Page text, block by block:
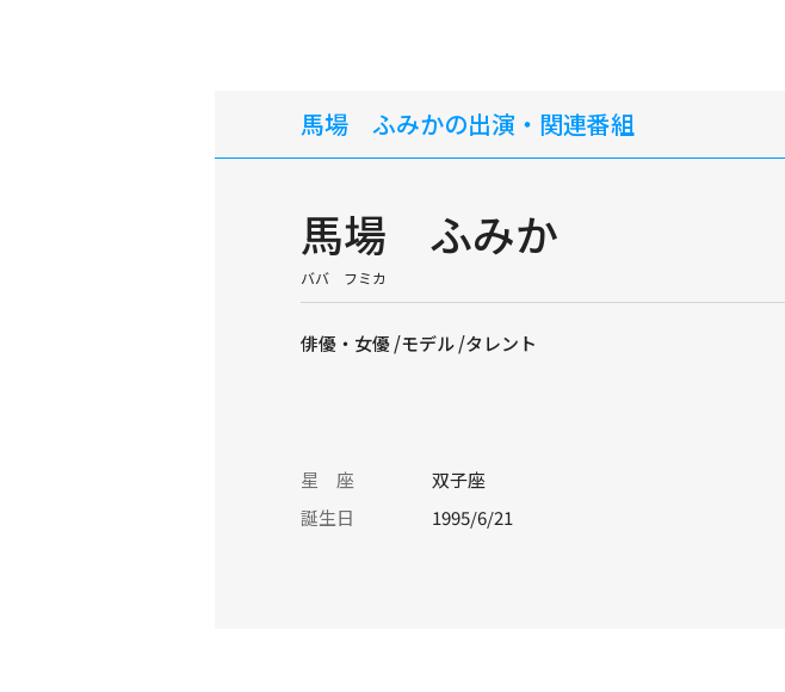
馬場 ふみかの出演・関連番組
馬場 ふみか
ババ フミカ
俳優・女優 /モデル /タレント
星 座
双子座
誕生日
1995/6/21